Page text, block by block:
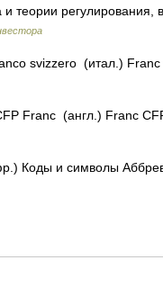
теории регулирования,
svizzero (итал.)
Franc (англ.) Franc
Коды и символы